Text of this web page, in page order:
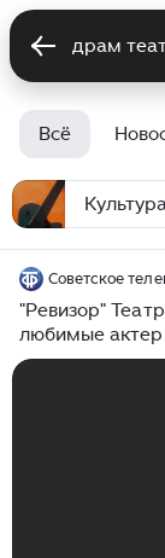
Всё
Советское
"Ревизор"
любимые